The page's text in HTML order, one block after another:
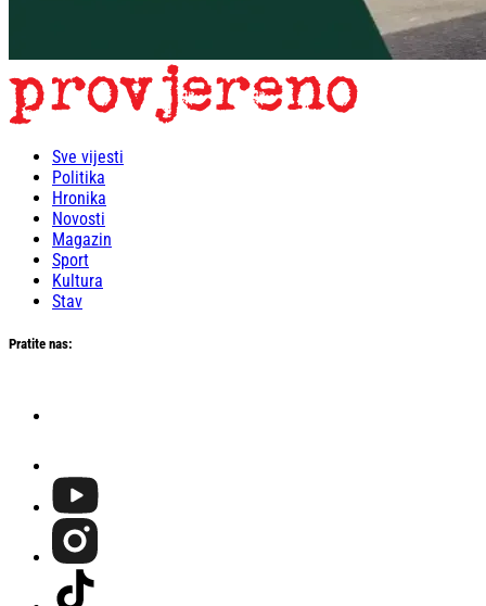
Sve vijesti
Politika
Hronika
Novosti
Magazin
Sport
Kultura
Stav
Pratite nas: